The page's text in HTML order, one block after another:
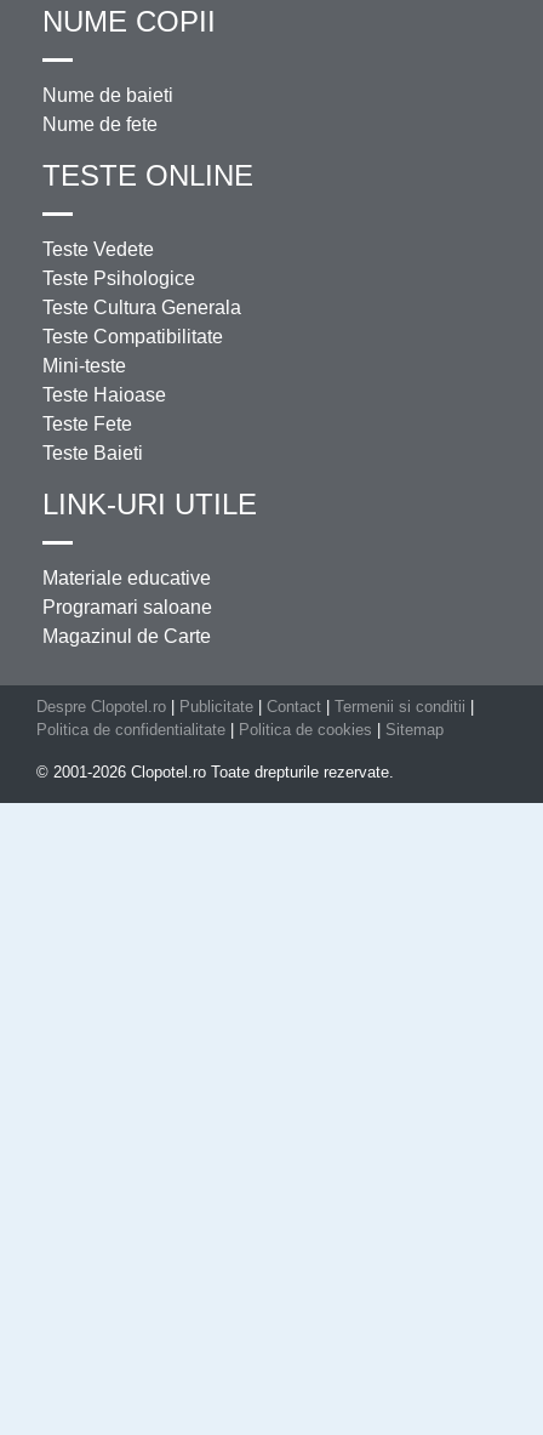
NUME COPII
Nume de baieti
Nume de fete
TESTE ONLINE
Teste Vedete
Teste Psihologice
Teste Cultura Generala
Teste Compatibilitate
Mini-teste
Teste Haioase
Teste Fete
Teste Baieti
LINK-URI UTILE
Materiale educative
Programari saloane
Magazinul de Carte
Despre Clopotel.ro Publicitate Contact Termenii si conditii
Politica de confidentialitate
Politica de cookies Sitemap
© 2001-2026 Clopotel.ro Toate drepturile rezervate.